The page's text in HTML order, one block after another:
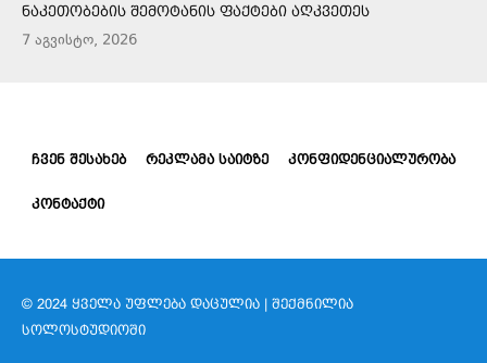
ᲜᲐᲙᲔᲗᲝᲑᲔᲑᲘᲡ ᲨᲔᲛᲝᲢᲐᲜᲘᲡ ᲤᲐᲥᲢᲔᲑᲘ ᲐᲦᲙᲕᲔᲗᲔᲡ
7 აგვისტო, 2026
ᲩᲕᲔᲜ ᲨᲔᲡᲐᲮᲔᲑ ᲠᲔᲙᲚᲐᲛᲐ ᲡᲐᲘᲢᲖᲔ ᲙᲝᲜᲤᲘᲓᲔᲜᲪᲘᲐᲚᲣᲠᲝᲑᲐ
ᲙᲝᲜᲢᲐᲥᲢᲘ
© 2024 ᲧᲕᲔᲚᲐ ᲣᲤᲚᲔᲑᲐ ᲓᲐᲪᲣᲚᲘᲐ | ᲨᲔᲥᲛᲜᲘᲚᲘᲐ
ᲡᲝᲚᲝᲡᲢᲣᲓᲘᲝᲨᲘ